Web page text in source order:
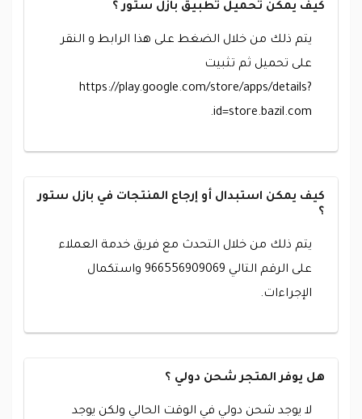
كيف يمكن تحميل تطبيق بازل ستور ؟
يتم ذلك من خلال الضغط على هذا الرابط و النقر
على تحميل ثم تثبيت
https://play.google.com/store/apps/details?
id=store.bazil.com.
كيف يمكن استبدال أو إرجاع المنتجات في بازل ستور
؟
يتم ذلك من خلال التحدث مع فريق خدمة العملاء
على الرقم التالي 966556909069 واستكمال
الإجراءات.
هل يوفر المتجر شحن دولي ؟
لا يوجد شحن دولي في الوقت الحالي ولكن يوجد